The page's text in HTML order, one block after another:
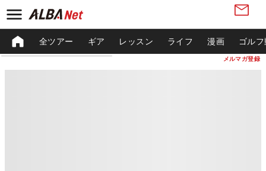
メルマガ登録
全ツアー ギア レッスン ライフ 漫画 ゴル